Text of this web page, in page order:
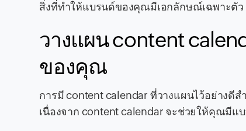
สิ่งที่ทำให้แบรนด์ของคุณมีเอกลักษณ์เฉพาะตัว
วางแผน content
ของคุณ
การมี content calendar ที่วางแผนไว้อย่างดีส
เนื่องจาก content calendar จะช่วยให้คุณมีแ